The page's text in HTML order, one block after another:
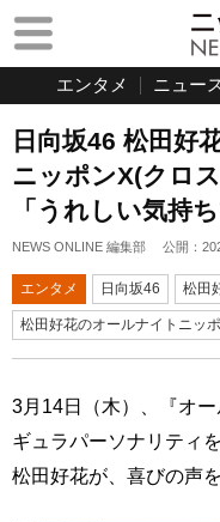
エンタメ ニュー
日向坂46 松田好
ニッポンX(クロ
「うれしい気持
NEWS ONLINE 編集部 公開：
エンタメ 日向坂46 松田
松田好花のオールナイトニッ
3月14日（木）、『オ
ギュラパーソナリティ
松田好花が、喜びの声を